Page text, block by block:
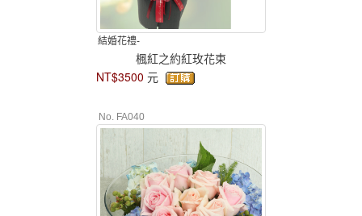
結婚花禮-
楓紅之約紅玫花束
NT$3500 元
No. FA040